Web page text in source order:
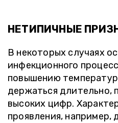
НЕТИПИЧНЫЕ
В некоторых случаях
инфекционного
повышению
держаться длительно,
высоких цифр.
проявления, например,